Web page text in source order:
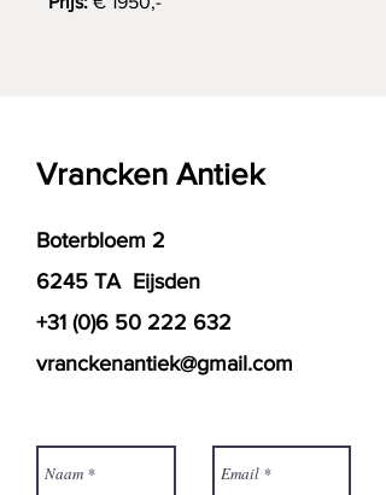
Vrancken Antiek
Boterbloem 2
6245 TA Eijsden
+31 (0)6 50 222 632
vranckenantiek@gmail.com